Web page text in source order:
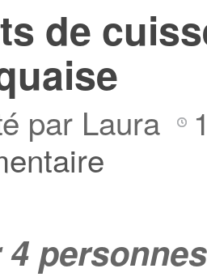
de
par Laura
4 personnes